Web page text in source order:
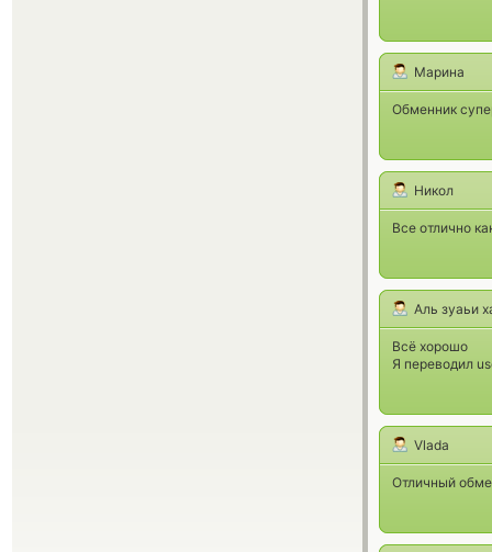
Марина
Обменник
Никол
Все отлично
Аль зуаьи
Всё хорошо
Я переводил
Vlada
Отличный